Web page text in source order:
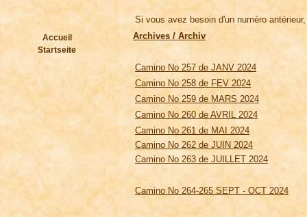
Si vous avez besoin d'un numéro
Accueil
Startseite
Archives / Archiv
Camino No 257 de JANV 2024
Camino No 258 de FEV 2024
Camino No 259 de MARS 2024
Camino No 260 de AVRIL 2024
Camino No 261 de MAI 2024
Camino No 262 de JUIN 2024
Camino No 263 de JUILLET 2024
Camino No 264-265 SEPT - OCT 2024